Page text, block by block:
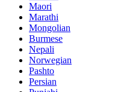
Maori
Marathi
Mongolian
Burmese
Nepali
Norwegian
Pashto
Persian